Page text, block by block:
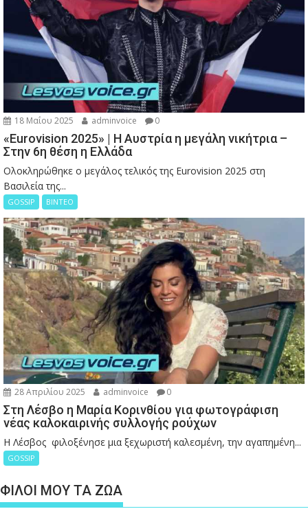
18 Μαΐου 2025 adminvoice 0
«Eurovision 2025» | Η Αυστρία η μεγάλη νικήτρια –
Στην 6η θέση η Ελλάδα
Ολοκληρώθηκε ο μεγάλος τελικός της Eurovision 2025 στη
Βασιλεία της...
GOSSIP ΒΙΝΤΕΟ
28 Απριλίου 2025 adminvoice 0
Στη Λέσβο η Μαρία Κορινθίου για φωτογράφιση
νέας καλοκαιρινής συλλογής ρούχων
Η Λέσβος φιλοξένησε μια ξεχωριστή καλεσμένη, την αγαπημένη...
GOSSIP
ΦΙΛΟΙ ΜΟΥ ΤΑ ΖΩΑ